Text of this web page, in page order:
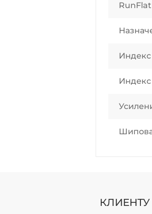
RunFlat
Индекс
Индекс
КЛИЕНТУ